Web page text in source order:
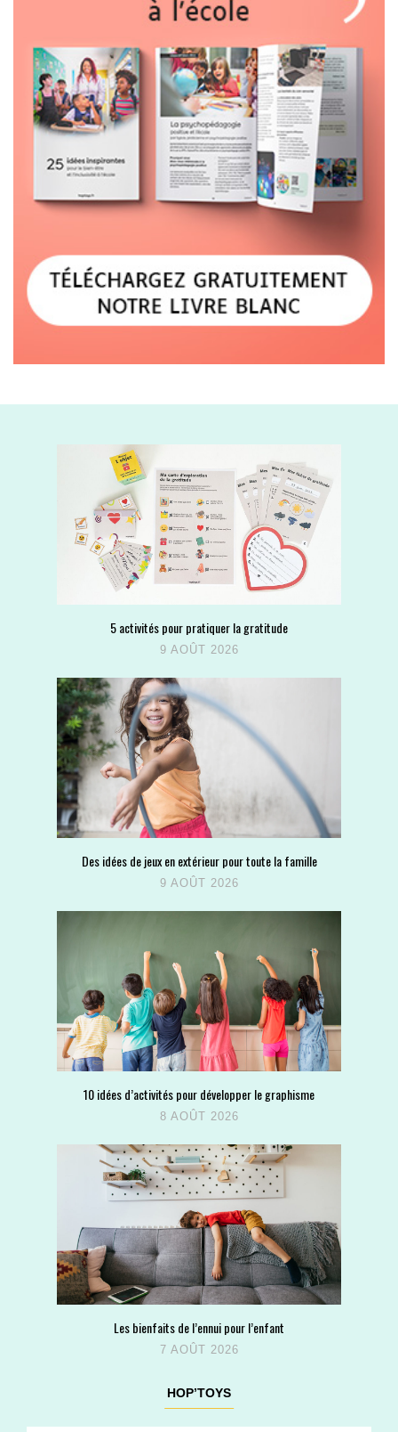
5 activités pour pratiquer la gratitude
9 AOÛT 2026
Des idées de jeux en extérieur pour toute la famille
9 AOÛT 2026
10 idées d’activités pour développer le graphisme
8 AOÛT 2026
Les bienfaits de l’ennui pour l’enfant
7 AOÛT 2026
HOP’TOYS